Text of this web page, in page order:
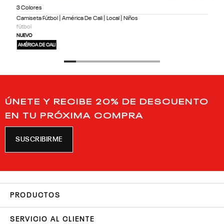
3 Colores
Camiseta Fútbol | América De Cali | Local | Niños
fútbol
NUEVO
AMÉRICA DE CALI
ÚNETE Y RECIBE 20% DE DESCUENTO
EN TU PRÓXIMA COMPRA
SUSCRIBIRME
PRODUCTOS
SERVICIO AL CLIENTE